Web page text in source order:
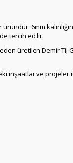
6mm
tercih edilir.
üretilen Demir
inşaatlar ve projeler